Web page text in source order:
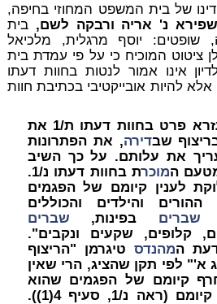
של בית המשפט המחוזי בחיפה,
נ' אריה ורבקה לשם,בית
שופטים: יוסף מרגלית, מלכיאל
ציטוט המוכיח כי על פי עמדת בית
אינו אמור לנטות בחוות דעתו
להיות אובייקטיבי בכתיבת חוות
בן-עזרא פרט בחוות דעתו ת/1 את
שבדירה, את הפתרונות
את עלותם. על כך השיב
המוכרת
בחוות דעתו נ/1.
לענין קיומם של הפגמים
והילדים והכוללים
שברים בפינות, שברים
קלופים, שקעים ונקבים".
המהנדס טיגרמן "הריצוף
א'" לפי תקן שהציג, הרי שאין
קיומם של הפגמים שהוא
עצמו מאשר את קיומם (ראה נ/1, סעיף 4(1)).